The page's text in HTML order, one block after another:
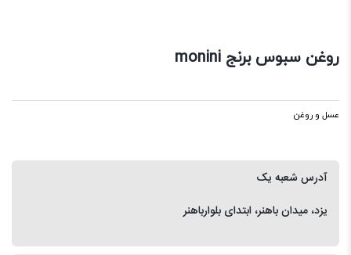
روغن سبوس برنج monini
عسل و روغن
آدرس شعبه یک
یزد، میدان باهنر، ابتدای بلوارباهنر